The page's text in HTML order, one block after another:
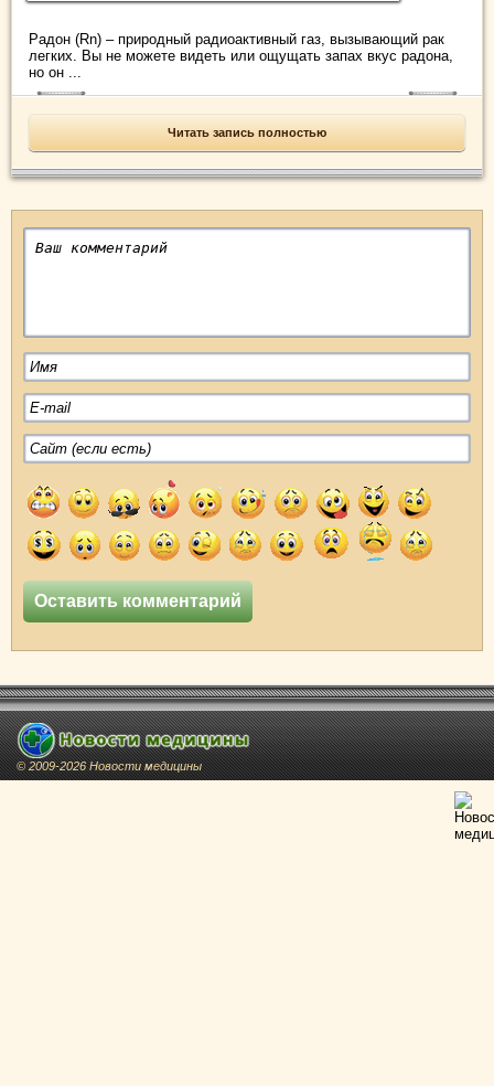
Радон (Rn) – природный радиоактивный газ, вызывающий рак
легких. Вы не можете видеть или ощущать запах вкус радона,
но он ...
Читать запись полностью
© 2009-2026 Новости медицины